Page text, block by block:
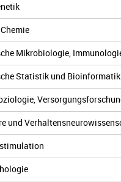
Mikrobiologie,
Statistik und Bioinformatik
und